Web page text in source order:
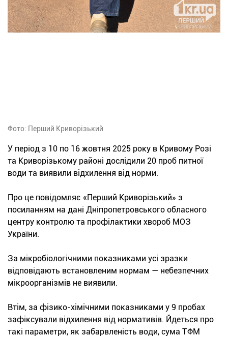
Фото: Перший Криворізький
У період з 10 по 16 жовтня 2025 року в Кривому Розі
та Криворізькому районі дослідили 20 проб питної
води та виявили відхилення від норми.
Про це повідомляє «Перший Криворізький» з
посиланням на дані Дніпропетровського обласного
центру контролю та профілактики хвороб МОЗ
України.
За мікробіологічними показниками усі зразки
відповідають встановленим нормам — небезпечних
мікроорганізмів не виявили.
Втім, за фізико-хімічними показниками у 9 пробах
зафіксували відхилення від нормативів. Йдеться про
такі параметри, як забарвленість води, сума ТФМ